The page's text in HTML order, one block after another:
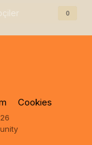
0
Cookies